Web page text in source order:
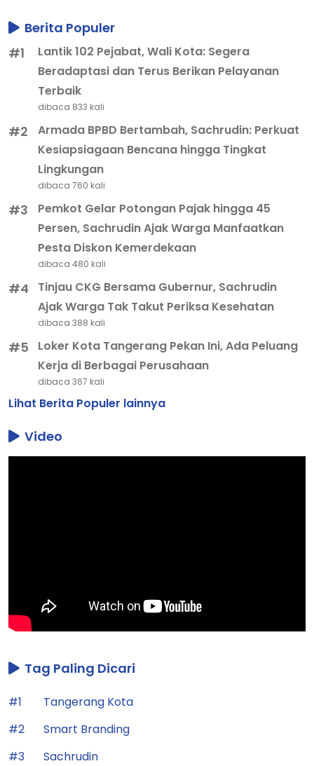
Berita Populer
#1
Lantik 102 Pejabat, Wali Kota: Segera
Beradaptasi dan Terus Berikan Pelayanan
Terbaik
dibaca 833 kali
#2
Armada BPBD Bertambah, Sachrudin: Perkuat
Kesiapsiagaan Bencana hingga Tingkat
Lingkungan
dibaca 760 kali
#3
Pemkot Gelar Potongan Pajak hingga 45
Persen, Sachrudin Ajak Warga Manfaatkan
Pesta Diskon Kemerdekaan
dibaca 480 kali
#4
Tinjau CKG Bersama Gubernur, Sachrudin
Ajak Warga Tak Takut Periksa Kesehatan
dibaca 388 kali
#5
Loker Kota Tangerang Pekan Ini, Ada Peluang
Kerja di Berbagai Perusahaan
dibaca 367 kali
Lihat Berita Populer lainnya
Video
Tag Paling Dicari
#1
Tangerang Kota
#2
Smart Branding
#3
Sachrudin